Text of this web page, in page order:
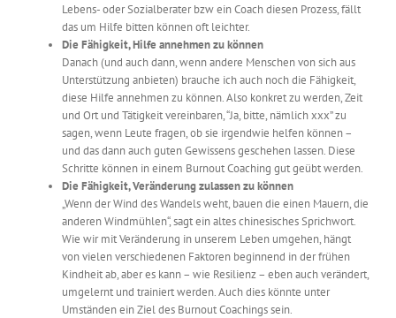
Lebens- oder Sozialberater bzw ein Coach diesen Prozess, fällt
das um Hilfe bitten können oft leichter.
Die Fähigkeit, Hilfe annehmen zu können
Danach (und auch dann, wenn andere Menschen von sich aus
Unterstützung anbieten) brauche ich auch noch die Fähigkeit,
diese Hilfe annehmen zu können. Also konkret zu werden, Zeit
und Ort und Tätigkeit vereinbaren, “Ja, bitte, nämlich xxx” zu
sagen, wenn Leute fragen, ob sie irgendwie helfen können –
und das dann auch guten Gewissens geschehen lassen. Diese
Schritte können in einem Burnout Coaching gut geübt werden.
Die Fähigkeit, Veränderung zulassen zu können
„Wenn der Wind des Wandels weht, bauen die einen Mauern, die
anderen Windmühlen“, sagt ein altes chinesisches Sprichwort.
Wie wir mit Veränderung in unserem Leben umgehen, hängt
von vielen verschiedenen Faktoren beginnend in der frühen
Kindheit ab, aber es kann – wie Resilienz – eben auch verändert,
umgelernt und trainiert werden. Auch dies könnte unter
Umständen ein Ziel des Burnout Coachings sein.